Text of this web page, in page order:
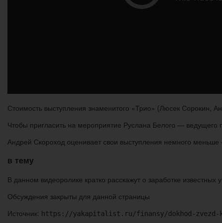
Стоимость выступления знаменитого «Трио» (Люсек Сорокин,
Чтобы пригласить на мероприятие Руслана Белого — ведущего
Андрей Скороход оценивает свои выступления немного
в тему
В данном видеоролике кратко расскажут о заработке известных
Обсуждения закрыты для данной страницы
Источник: https://yakapitalist.ru/finansy/dokhod-zvezd-